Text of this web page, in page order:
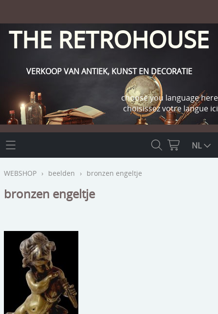
THE RETROHOUSE
VERKOOP VAN ANTIEK, KUNST EN DECORATIE
choose you language here
choisissez votre langue ici
THE RETROHOUSE
WEBSHOP
OUTLET
beelden
meubels
reclamevoorwerpen/merken
curiosa
schilderijen
INFO
CONTACT
NL
WEBSHOP › beelden › bronzen engeltje
bronzen engeltje